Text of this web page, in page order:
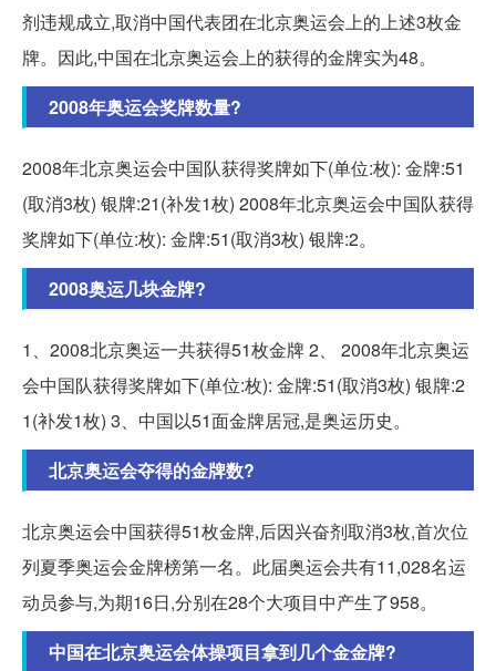
剂违规成立,取消中国代表团在北京奥运会上的上述3枚金
牌。因此,中国在北京奥运会上的获得的金牌实为48。
2008年奥运会奖牌数量?
2008年北京奥运会中国队获得奖牌如下(单位:枚): 金牌:51
(取消3枚) 银牌:21(补发1枚) 2008年北京奥运会中国队获得
奖牌如下(单位:枚): 金牌:51(取消3枚) 银牌:2。
2008奥运几块金牌?
1、2008北京奥运一共获得51枚金牌 2、 2008年北京奥运
会中国队获得奖牌如下(单位:枚): 金牌:51(取消3枚) 银牌:2
1(补发1枚) 3、中国以51面金牌居冠,是奥运历史。
北京奥运会夺得的金牌数?
北京奥运会中国获得51枚金牌,后因兴奋剂取消3枚,首次位
列夏季奥运会金牌榜第一名。此届奥运会共有11,028名运
动员参与,为期16日,分别在28个大项目中产生了958。
中国在北京奥运会体操项目拿到几个金金牌?